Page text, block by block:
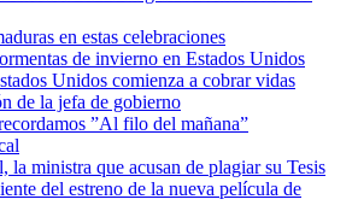
en estas celebraciones
de invierno en Estados Unidos
Unidos comienza a cobrar vidas
de la jefa de gobierno
”Al filo del mañana”
la ministra que acusan de plagiar su Tesis
del estreno de la nueva película de